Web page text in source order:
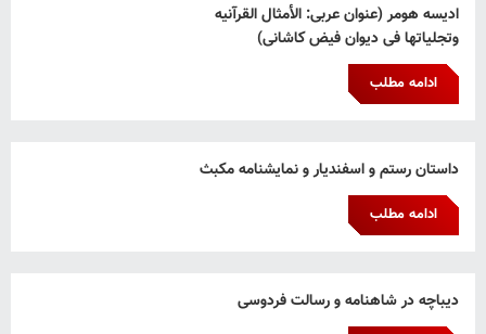
ادیسه هومر (عنوان عربی: الأمثال القرآنیه
وتجلیاتها فی دیوان فیض کاشانی)
ادامه مطلب
داستان رستم و اسفندیار و نمایشنامه مکبث
ادامه مطلب
دیباچه در شاهنامه و رسالت فردوسی